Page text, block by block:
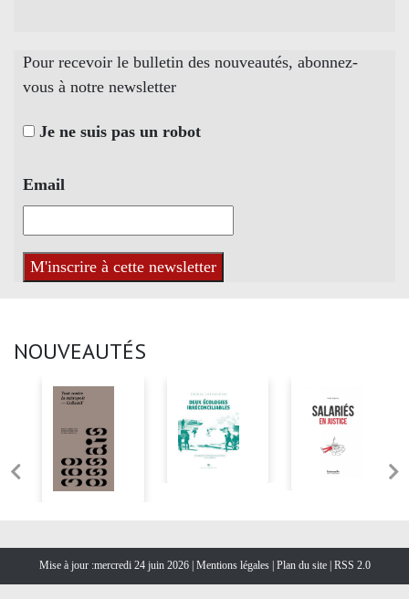
Pour recevoir le bulletin des nouveautés, abonnez-
vous à notre newsletter
Je ne suis pas un robot
Email
NOUVEAUTÉS
Mise à jour :mercredi 24 juin 2026 | Mentions légales Plan du site RSS 2.0